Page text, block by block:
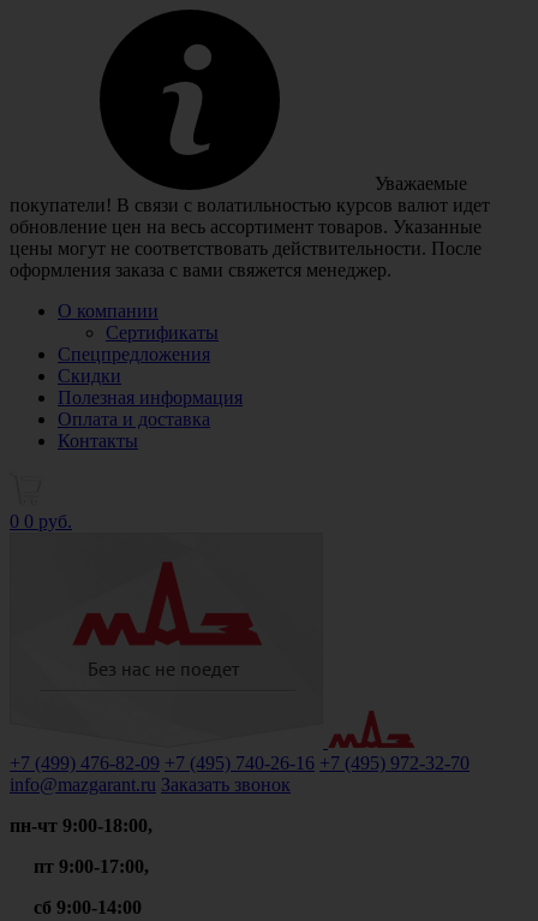
Уважаемые
покупатели! В связи с волатильностью курсов валют идет
обновление цен на весь ассортимент товаров. Указанные
цены могут не соответствовать действительности. После
оформления заказа с вами свяжется менеджер.
О компании
Сертификаты
Спецпредложения
Скидки
Полезная информация
Оплата и доставка
Контакты
0 0 руб.
+7 (499) 476-82-09 +7 (495) 740-26-16 +7 (495) 972-32-70
info@mazgarant.ru Заказать звонок
пн-чт 9:00-18:00,
пт 9:00-17:00,
сб 9:00-14:00